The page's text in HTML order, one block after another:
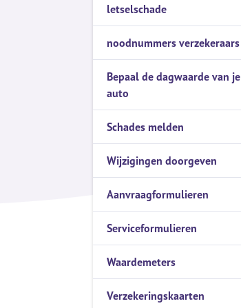
Verzekeringskaarten
Levenstestament
Privacyverklaring
letselschade
noodnummers verzekeraars
Bepaal de dagwaarde van je
auto
Schades melden
Wijzigingen doorgeven
Aanvraagformulieren
Serviceformulieren
Waardemeters
Verzekeringskaarten